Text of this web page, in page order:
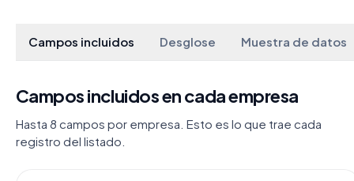
Campos incluidos Desglose Muestra de datos
Campos incluidos en cada empresa
Hasta 8 campos por empresa. Esto es lo que trae cada
registro del listado.